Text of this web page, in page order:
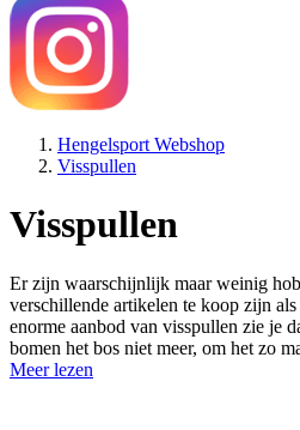
Hengelsport Webshop
Visspullen
Visspullen
Er zijn waarschijnlijk maar weinig
verschillende artikelen te koop zijn
enorme aanbod van visspullen zie je
bomen het bos niet meer, om het zo
Meer lezen